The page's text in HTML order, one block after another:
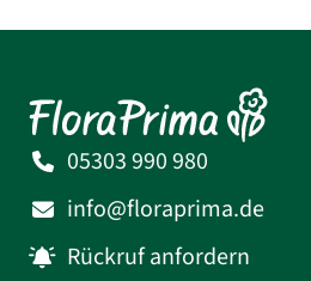
05303 990 980
info@floraprima.de
Rückruf anfordern